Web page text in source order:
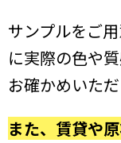
サンプルをご
に実際の色や
お確かめいた
また、賃貸や